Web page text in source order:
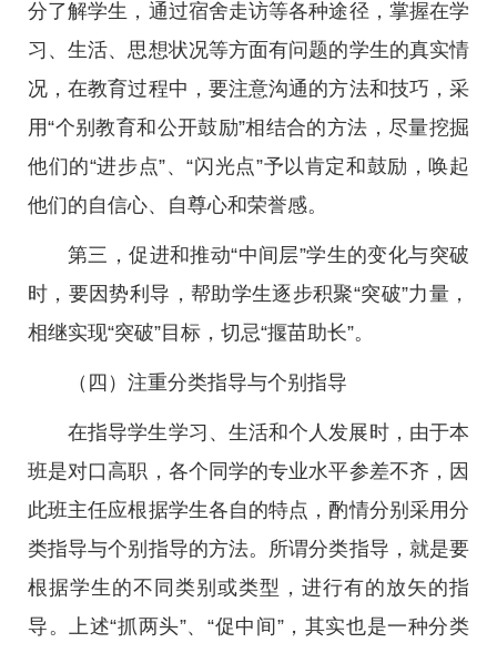
分了解学生，通过宿舍走访等各种途径，掌握在学
习、生活、思想状况等方面有问题的学生的真实情
况，在教育过程中，要注意沟通的方法和技巧，采
用“个别教育和公开鼓励”相结合的方法，尽量挖掘
他们的“进步点”、“闪光点”予以肯定和鼓励，唤起
他们的自信心、自尊心和荣誉感。
第三，促进和推动“中间层”学生的变化与突破
时，要因势利导，帮助学生逐步积聚“突破”力量，
相继实现“突破”目标，切忌“揠苗助长”。
（四）注重分类指导与个别指导
在指导学生学习、生活和个人发展时，由于本
班是对口高职，各个同学的专业水平参差不齐，因
此班主任应根据学生各自的特点，酌情分别采用分
类指导与个别指导的方法。所谓分类指导，就是要
根据学生的不同类别或类型，进行有的放矢的指
导。上述“抓两头”、“促中间”，其实也是一种分类